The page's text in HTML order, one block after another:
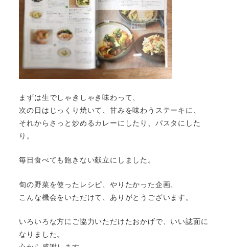
まずは生でしゃきしゃき味わって、
次の日はじっくり焼いて、甘みを味わうステーキに、
それからさっと炒めるカレーにしたり、パスタにした
り。
毎日食べても飽きない献立にしました。
旬の野菜を使ったレシピ、やりたかった企画、
こんな機会をいただけて、ありがとうございます。
いろいろな方にご協力いただけたおかげで、いい誌面に
なりました。